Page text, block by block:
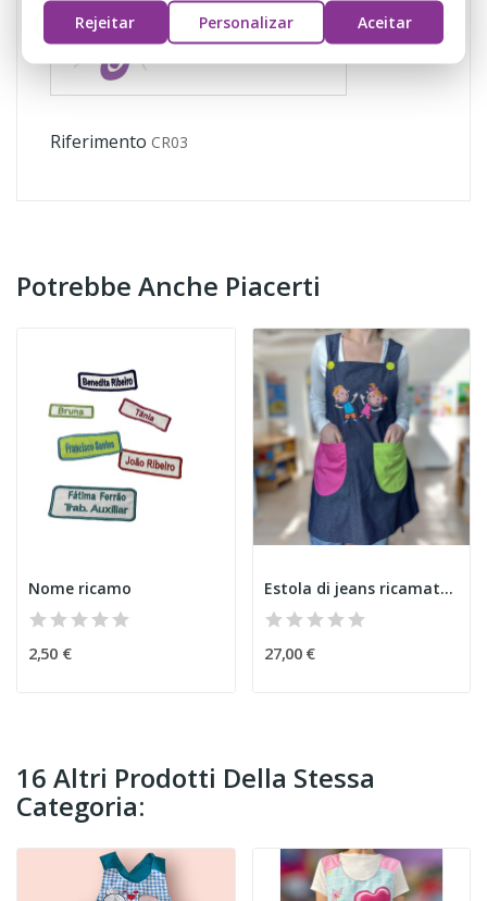
Riferimento CR03
Potrebbe Anche Piacerti
Nome ricamo
2,50 €
Estola di jeans ricamata bambini
27,00 €
16 Altri Prodotti Della Stessa
Categoria:
Rejeitar
Personalizar Aceitar